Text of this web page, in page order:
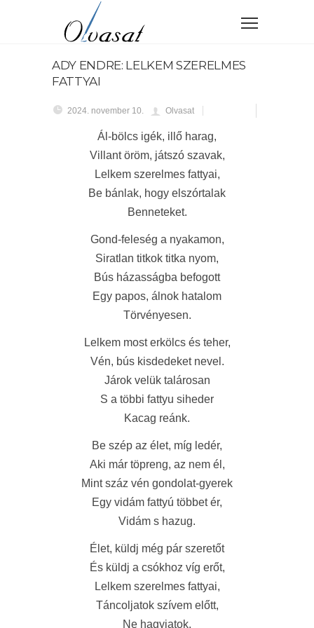
ADY ENDRE: LELKEM SZERELMES
FATTYAI
2024. november 10. Olvasat
Ál-bölcs igék, illő harag,
Villant öröm, játszó szavak,
Lelkem szerelmes fattyai,
Be bánlak, hogy elszórtalak
Benneteket.
Gond-feleség a nyakamon,
Siratlan titkok titka nyom,
Bús házasságba befogott
Egy papos, álnok hatalom
Törvényesen.
Lelkem most erkölcs és teher,
Vén, bús kisdedeket nevel.
Járok velük talárosan
S a többi fattyu siheder
Kacag reánk.
Be szép az élet, míg ledér,
Aki már töpreng, az nem él,
Mint száz vén gondolat-gyerek
Egy vidám fattyú többet ér,
Vidám s hazug.
Élet, küldj még pár szeretőt
És küldj a csókhoz víg erőt,
Lelkem szerelmes fattyai,
Táncoljatok szívem előtt,
Ne hagyjatok.